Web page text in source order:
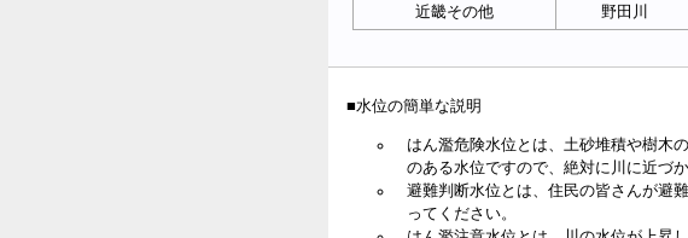
近畿その他 野田川
■水位の簡単な説明
はん濫危険水位とは、土砂堆積や樹木
のある水位ですので、絶対に川に近づ
避難判断水位とは、住民の皆さんが避
ってください。